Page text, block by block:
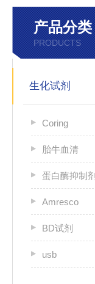
产品分类
PRODUCTS
生化试剂
Coring
胎牛血清
蛋白酶抑制剂
Amresco
BD试剂
usb